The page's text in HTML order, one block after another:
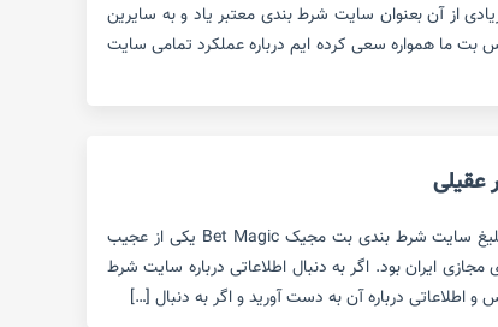
از آن بعنوان سایت شرط بندی معتبر یاد و به سایرین
بت ما همواره سعی کرده ایم درباره عملکرد تمامی سایت
عقیلی
ورود شادمهر عقیلی به عرصه معرفی و تبلیغ سایت شرط بندی بت مجیک Bet Magic یکی از عجیب
ایران بود. اگر به دنبال اطلاعاتی درباره سایت شرط
اطلاعاتی درباره آن به دست آورید و اگر به دنبال […]